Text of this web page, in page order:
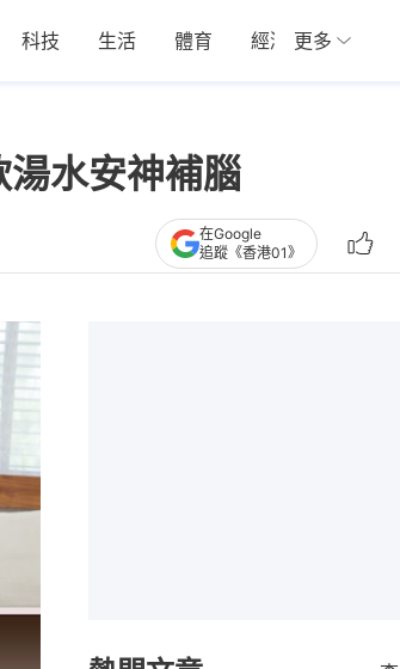
科技 生活 體育 經濟 01深圳
更多
湯水安神補腦
在Google
追蹤《香港01》